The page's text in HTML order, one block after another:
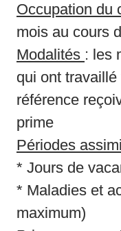
Occupation du
Modalités : les
qui ont
référence
Périodes
* Jours de
* Maladies et